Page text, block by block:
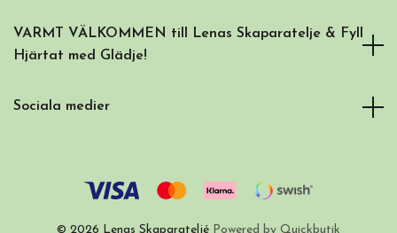
VARMT VÄLKOMMEN till Lenas Skaparatelje & Fyll
Hjärtat med Glädje!
Sociala medier
© 2026 Lenas Skaparateljé Powered by Quickbutik